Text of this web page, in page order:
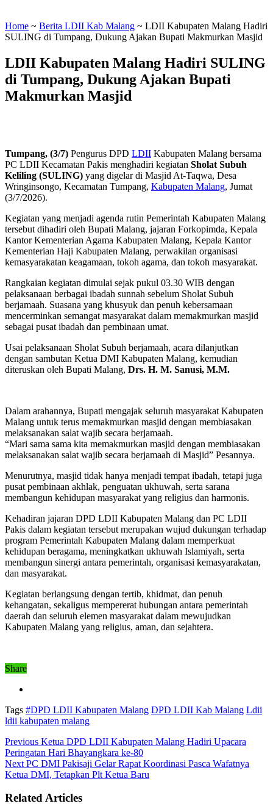
Home ~ Berita LDII Kab Malang ~ LDII Kabupaten Malang Hadiri
SULING di Tumpang, Dukung Ajakan Bupati Makmurkan Masjid
LDII Kabupaten Malang Hadiri SULING
di Tumpang, Dukung Ajakan Bupati
Makmurkan Masjid
Tumpang, (3/7) Pengurus DPD LDII Kabupaten Malang bersama
PC LDII Kecamatan Pakis menghadiri kegiatan Sholat Subuh
Keliling (SULING) yang digelar di Masjid At-Taqwa, Desa
Wringinsongo, Kecamatan Tumpang, Kabupaten Malang, Jumat
(3/7/2026).
Kegiatan yang menjadi agenda rutin Pemerintah Kabupaten Malang
tersebut dihadiri oleh Bupati Malang, jajaran Forkopimda, Kepala
Kantor Kementerian Agama Kabupaten Malang, Kepala Kantor
Kementerian Haji Kabupaten Malang, perwakilan organisasi
kemasyarakatan keagamaan, tokoh agama, dan tokoh masyarakat.
Rangkaian kegiatan dimulai sejak pukul 03.30 WIB dengan
pelaksanaan berbagai ibadah sunnah sebelum Sholat Subuh
berjamaah. Suasana yang khusyuk dan penuh kebersamaan
mencerminkan semangat masyarakat dalam memakmurkan masjid
sebagai pusat ibadah dan pembinaan umat.
Usai pelaksanaan Sholat Subuh berjamaah, acara dilanjutkan
dengan sambutan Ketua DMI Kabupaten Malang, kemudian
diteruskan oleh Bupati Malang, Drs. H. M. Sanusi, M.M.
Dalam arahannya, Bupati mengajak seluruh masyarakat Kabupaten
Malang untuk terus memakmurkan masjid dengan membiasakan
melaksanakan salat wajib secara berjamaah.
“Mari sama sama kita memakmurkan masjid dengan membiasakan
melaksanakan salat wajib secara berjamaah di Masjid” Pesannya.
Menurutnya, masjid tidak hanya menjadi tempat ibadah, tetapi juga
pusat pembinaan akhlak, penguatan ukhuwah, serta sarana
membangun kehidupan masyarakat yang religius dan harmonis.
Kehadiran jajaran DPD LDII Kabupaten Malang dan PC LDII
Pakis dalam kegiatan tersebut merupakan wujud dukungan terhadap
program Pemerintah Kabupaten Malang dalam memperkuat
kehidupan beragama, meningkatkan ukhuwah Islamiyah, serta
membangun sinergi antara pemerintah, organisasi kemasyarakatan,
dan masyarakat.
Kegiatan berlangsung dengan tertib, khidmat, dan penuh
kehangatan, sekaligus mempererat hubungan antara pemerintah
daerah dan seluruh elemen masyarakat dalam mewujudkan
Kabupaten Malang yang religius, aman, dan sejahtera.
Share
Tags #DPD LDII Kabupaten Malang DPD LDII Kab Malang Ldii
ldii kabupaten malang
Previous Ketua DPD LDII Kabupaten Malang Hadiri Upacara
Peringatan Hari Bhayangkara ke-80
Next PC DMI Pakisaji Gelar Rapat Koordinasi Pasca Wafatnya
Ketua DMI, Tetapkan Plt Ketua Baru
Related Articles